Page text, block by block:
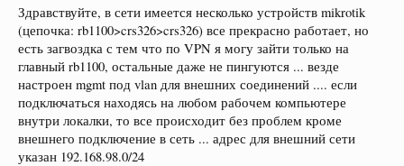
Здравствуйте, в сети имеется несколько устройств mikrotik
(цепочка: rb1100>crs326>crs326) все прекрасно работает, но
есть загвоздка с тем что по VPN я могу зайти только на
главный rb1100, остальные даже не пингуются ... везде
настроен mgmt под vlan для внешних соединений .... если
подключаться находясь на любом рабочем компьютере
внутри локалки, то все происходит без проблем кроме
внешнего подключение в сеть ... адрес для внешний сети
указан 192.168.98.0/24